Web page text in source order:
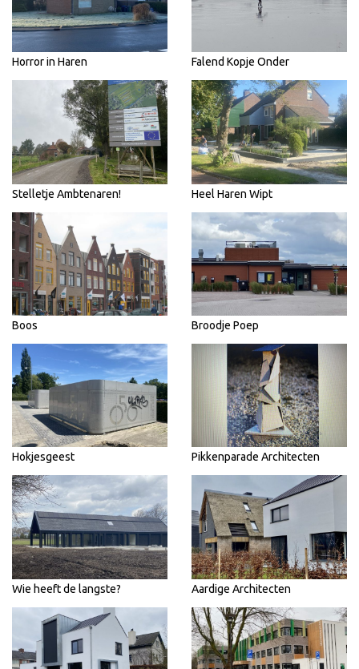
Horror in Haren Falend Kopje Onder
Stelletje Ambtenaren! Heel Haren Wipt
Boos Broodje Poep
Hokjesgeest Pikkenparade Architecten
Wie heeft de langste? Aardige Architecten